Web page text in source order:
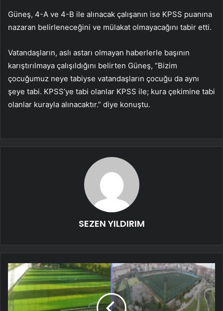
Güneş, 4-A ve 4-B ile alınacak çalışanın ise KPSS puanına
nazaran belirleneceğini ve mülakat olmayacağını tabir etti.
Vatandaşların, aslı astarı olmayan haberlerle başının
karıştırılmaya çalışıldığını belirten Güneş, “Bizim
çocuğumuz neye tabiyse vatandaşların çocuğu da aynı
şeye tabi. KPSS’ye tabi olanlar KPSS ile; kura çekimine tabi
olanlar kurayla alınacaktır.” diye konuştu.
SEZEN YILDIRIM